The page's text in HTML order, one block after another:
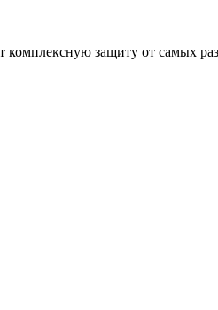
комплексную защиту от самых